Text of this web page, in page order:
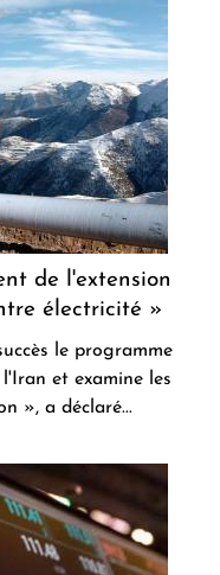
de l'extension
électricité »
le programme
et examine les
», a déclaré...